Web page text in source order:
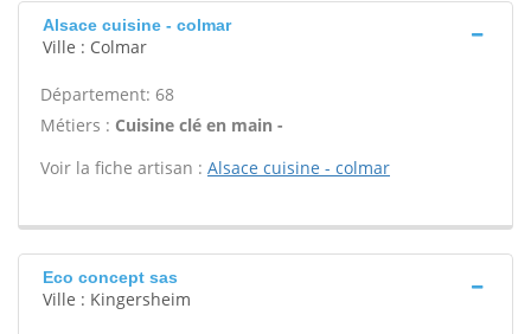
Alsace cuisine - colmar
Ville : Colmar
Département: 68
Métiers : Cuisine clé en main -
Voir la fiche artisan : Alsace cuisine - colmar
Eco concept sas
Ville : Kingersheim